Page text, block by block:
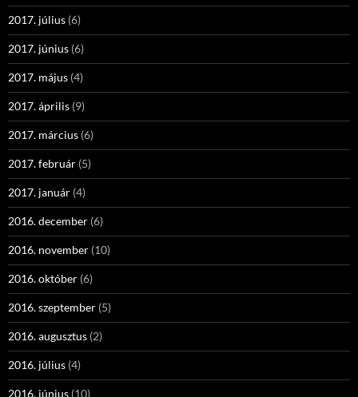
2017. július (6)
2017. június (6)
2017. május (4)
2017. április (9)
2017. március (6)
2017. február (5)
2017. január (4)
2016. december (6)
2016. november (10)
2016. október (6)
2016. szeptember (5)
2016. augusztus (2)
2016. július (4)
2016. június (10)